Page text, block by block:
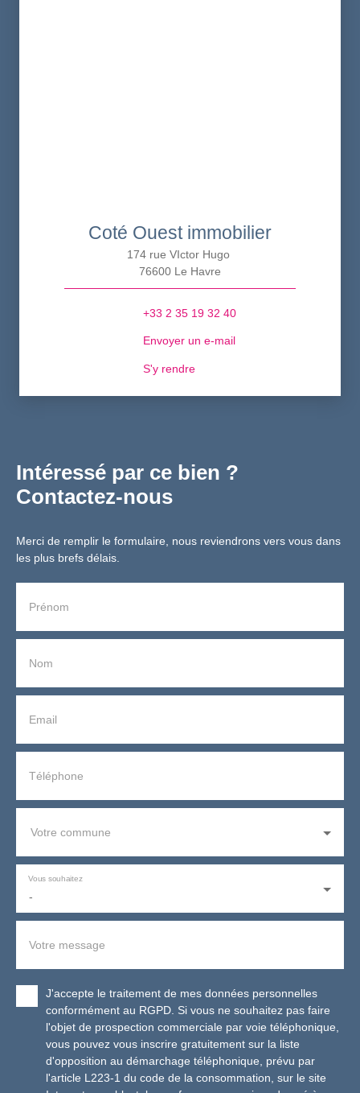
Coté Ouest immobilier
174 rue VIctor Hugo
76600 Le Havre
+33 2 35 19 32 40
Envoyer un e-mail
S'y rendre
Intéressé par ce bien ?
Contactez-nous
Merci de remplir le formulaire, nous reviendrons vers vous dans
les plus brefs délais.
Prénom
Nom
Email
Téléphone
Votre commune
-
Vous souhaitez
Votre message
J'accepte le traitement de mes données personnelles
conformément au RGPD. Si vous ne souhaitez pas faire
l'objet de prospection commerciale par voie téléphonique,
vous pouvez vous inscrire gratuitement sur la liste
d'opposition au démarchage téléphonique, prévu par
l'article L223-1 du code de la consommation, sur le site